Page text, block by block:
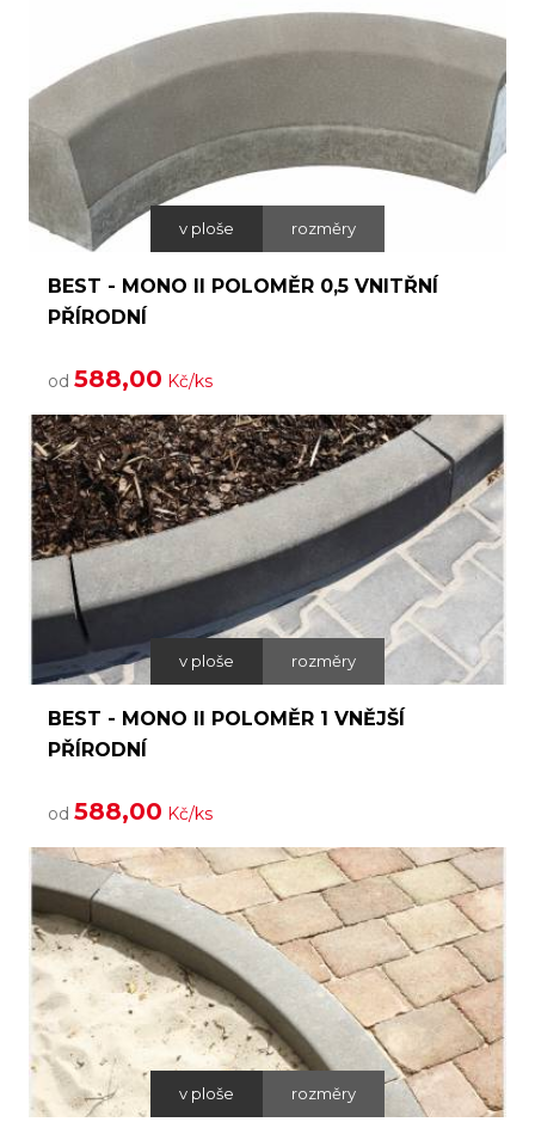
v ploše rozměry
BEST - MONO II POLOMĚR 0,5 VNITŘNÍ
PŘÍRODNÍ
od 588,00 Kč/ks
v ploše rozměry
BEST - MONO II POLOMĚR 1 VNĚJŠÍ
PŘÍRODNÍ
od 588,00 Kč/ks
v ploše rozměry